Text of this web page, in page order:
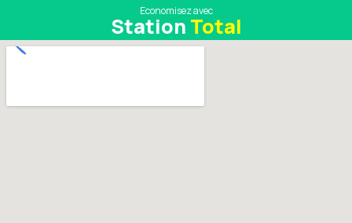
Economisez avec
Station Total